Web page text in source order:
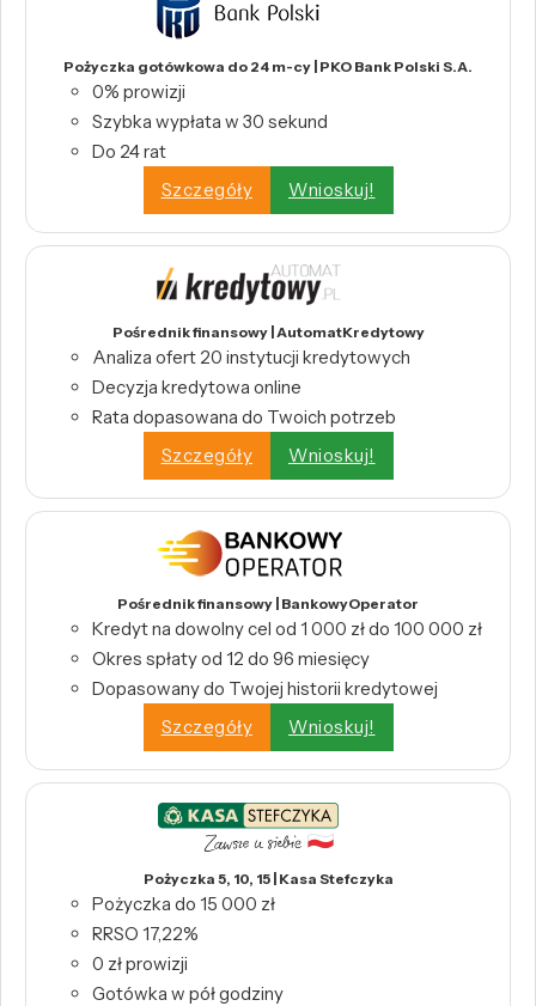
Pożyczka gotówkowa do 24 m-cy | PKO Bank Polski S.A.
0% prowizji
Szybka wypłata w 30 sekund
Do 24 rat
Szczegóły
Wnioskuj!
Pośrednik finansowy | AutomatKredytowy
Analiza ofert 20 instytucji kredytowych
Decyzja kredytowa online
Rata dopasowana do Twoich potrzeb
Szczegóły
Wnioskuj!
Pośrednik finansowy | BankowyOperator
Kredyt na dowolny cel od 1 000 zł do 100 000 zł
Okres spłaty od 12 do 96 miesięcy
Dopasowany do Twojej historii kredytowej
Szczegóły
Wnioskuj!
Pożyczka 5, 10, 15 | Kasa Stefczyka
Pożyczka do 15 000 zł
RRSO 17,22%
0 zł prowizji
Gotówka w pół godziny